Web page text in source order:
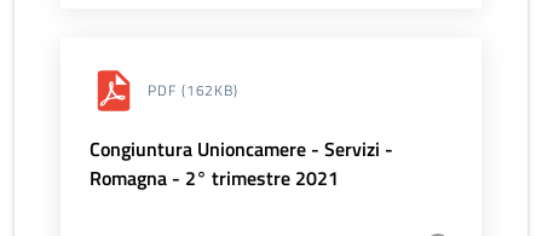
PDF (162KB)
Congiuntura Unioncamere - Servizi -
Romagna - 2° trimestre 2021